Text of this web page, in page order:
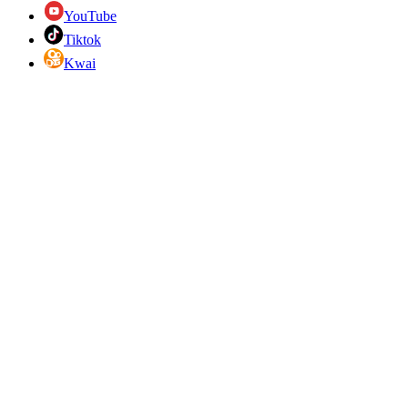
YouTube
Tiktok
Kwai